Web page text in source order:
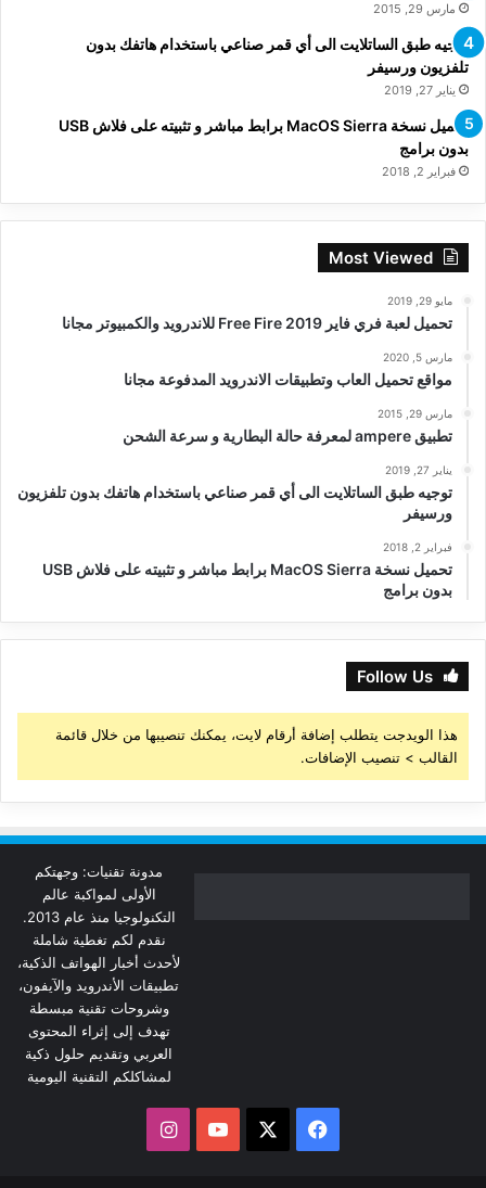
مارس 29, 2015
توجيه طبق الساتلايت الى أي قمر صناعي باستخدام هاتفك بدون
تلفزيون ورسيفر
يناير 27, 2019
تحميل نسخة MacOS Sierra برابط مباشر و تثبيته على فلاش USB
بدون برامج
فبراير 2, 2018
Most Viewed
مايو 29, 2019
تحميل لعبة فري فاير Free Fire 2019 للاندرويد والكمبيوتر مجانا
مارس 5, 2020
مواقع تحميل العاب وتطبيقات الاندرويد المدفوعة مجانا
مارس 29, 2015
تطبيق ampere لمعرفة حالة البطارية و سرعة الشحن
يناير 27, 2019
توجيه طبق الساتلايت الى أي قمر صناعي باستخدام هاتفك بدون تلفزيون
ورسيفر
فبراير 2, 2018
تحميل نسخة MacOS Sierra برابط مباشر و تثبيته على فلاش USB
بدون برامج
Follow Us
هذا الويدجت يتطلب إضافة أرقام لايت، يمكنك تنصيبها من خلال قائمة
القالب > تنصيب الإضافات.
مدونة تقنيات: وجهتكم
الأولى لمواكبة عالم
التكنولوجيا منذ عام 2013.
نقدم لكم تغطية شاملة
لأحدث أخبار الهواتف الذكية،
تطبيقات الأندرويد والآيفون،
وشروحات تقنية مبسطة
تهدف إلى إثراء المحتوى
العربي وتقديم حلول ذكية
لمشاكلكم التقنية اليومية
فيسبوك ‫YouTubeانستقرام